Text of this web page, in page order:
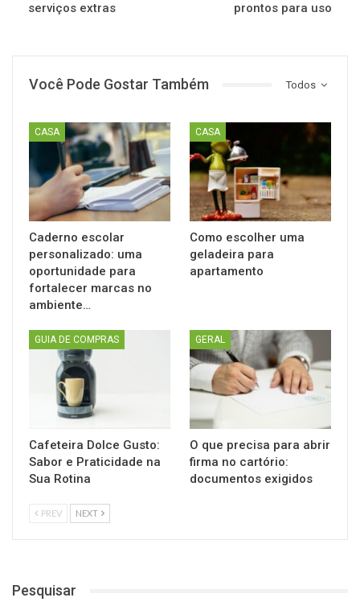
serviços extras
prontos para uso
Todos
Você Pode Gostar Também
CASA
Caderno escolar
personalizado: uma
oportunidade para
fortalecer marcas no
ambiente…
CASA
Como escolher uma
geladeira para
apartamento
GUIA DE COMPRAS
Cafeteira Dolce Gusto:
Sabor e Praticidade na
Sua Rotina
GERAL
O que precisa para abrir
firma no cartório:
documentos exigidos
PREV NEXT
Pesquisar